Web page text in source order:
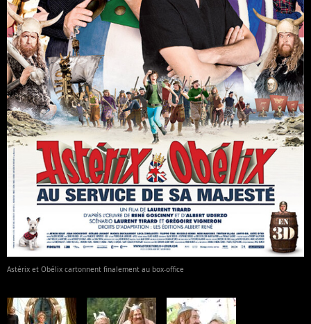
Astérix et Obélix cartonnent finalement au box-office